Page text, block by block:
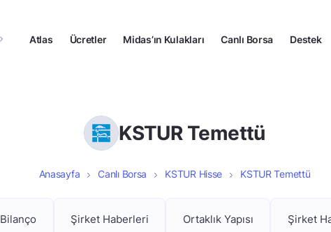
Atlas Ücretler Midas’ın Kulakları Canlı Borsa Destek
KSTUR Temettü
Anasayfa Canlı Borsa KSTUR Hisse KSTUR Temettü
Bilanço Şirket Haberleri Ortaklık Yapısı Şirket